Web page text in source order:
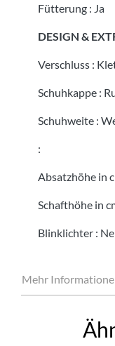
Fütterung : Ja
DESIGN &
Verschluss :
Schuhkappe :
Schuhweite :
:
Absatzhöhe in
Schafthöhe in
Blinklichter :
Mehr